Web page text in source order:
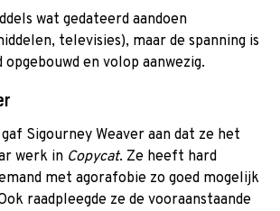
wat gedateerd aandoen
televisies), maar de spanning is
opgebouwd en volop aanwezig.
Sigourney Weaver aan dat ze het
werk in Copycat. Ze heeft hard
met agorafobie zo goed mogelijk
raadpleegde ze de vooraanstaande